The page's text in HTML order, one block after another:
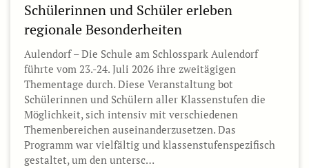
Schülerinnen und Schüler erleben
regionale Besonderheiten
Aulendorf – Die Schule am Schlosspark Aulendorf
führte vom 23.-24. Juli 2026 ihre zweitägigen
Thementage durch. Diese Veranstaltung bot
Schülerinnen und Schülern aller Klassenstufen die
Möglichkeit, sich intensiv mit verschiedenen
Themenbereichen auseinanderzusetzen. Das
Programm war vielfältig und klassenstufenspezifisch
gestaltet, um den untersc…